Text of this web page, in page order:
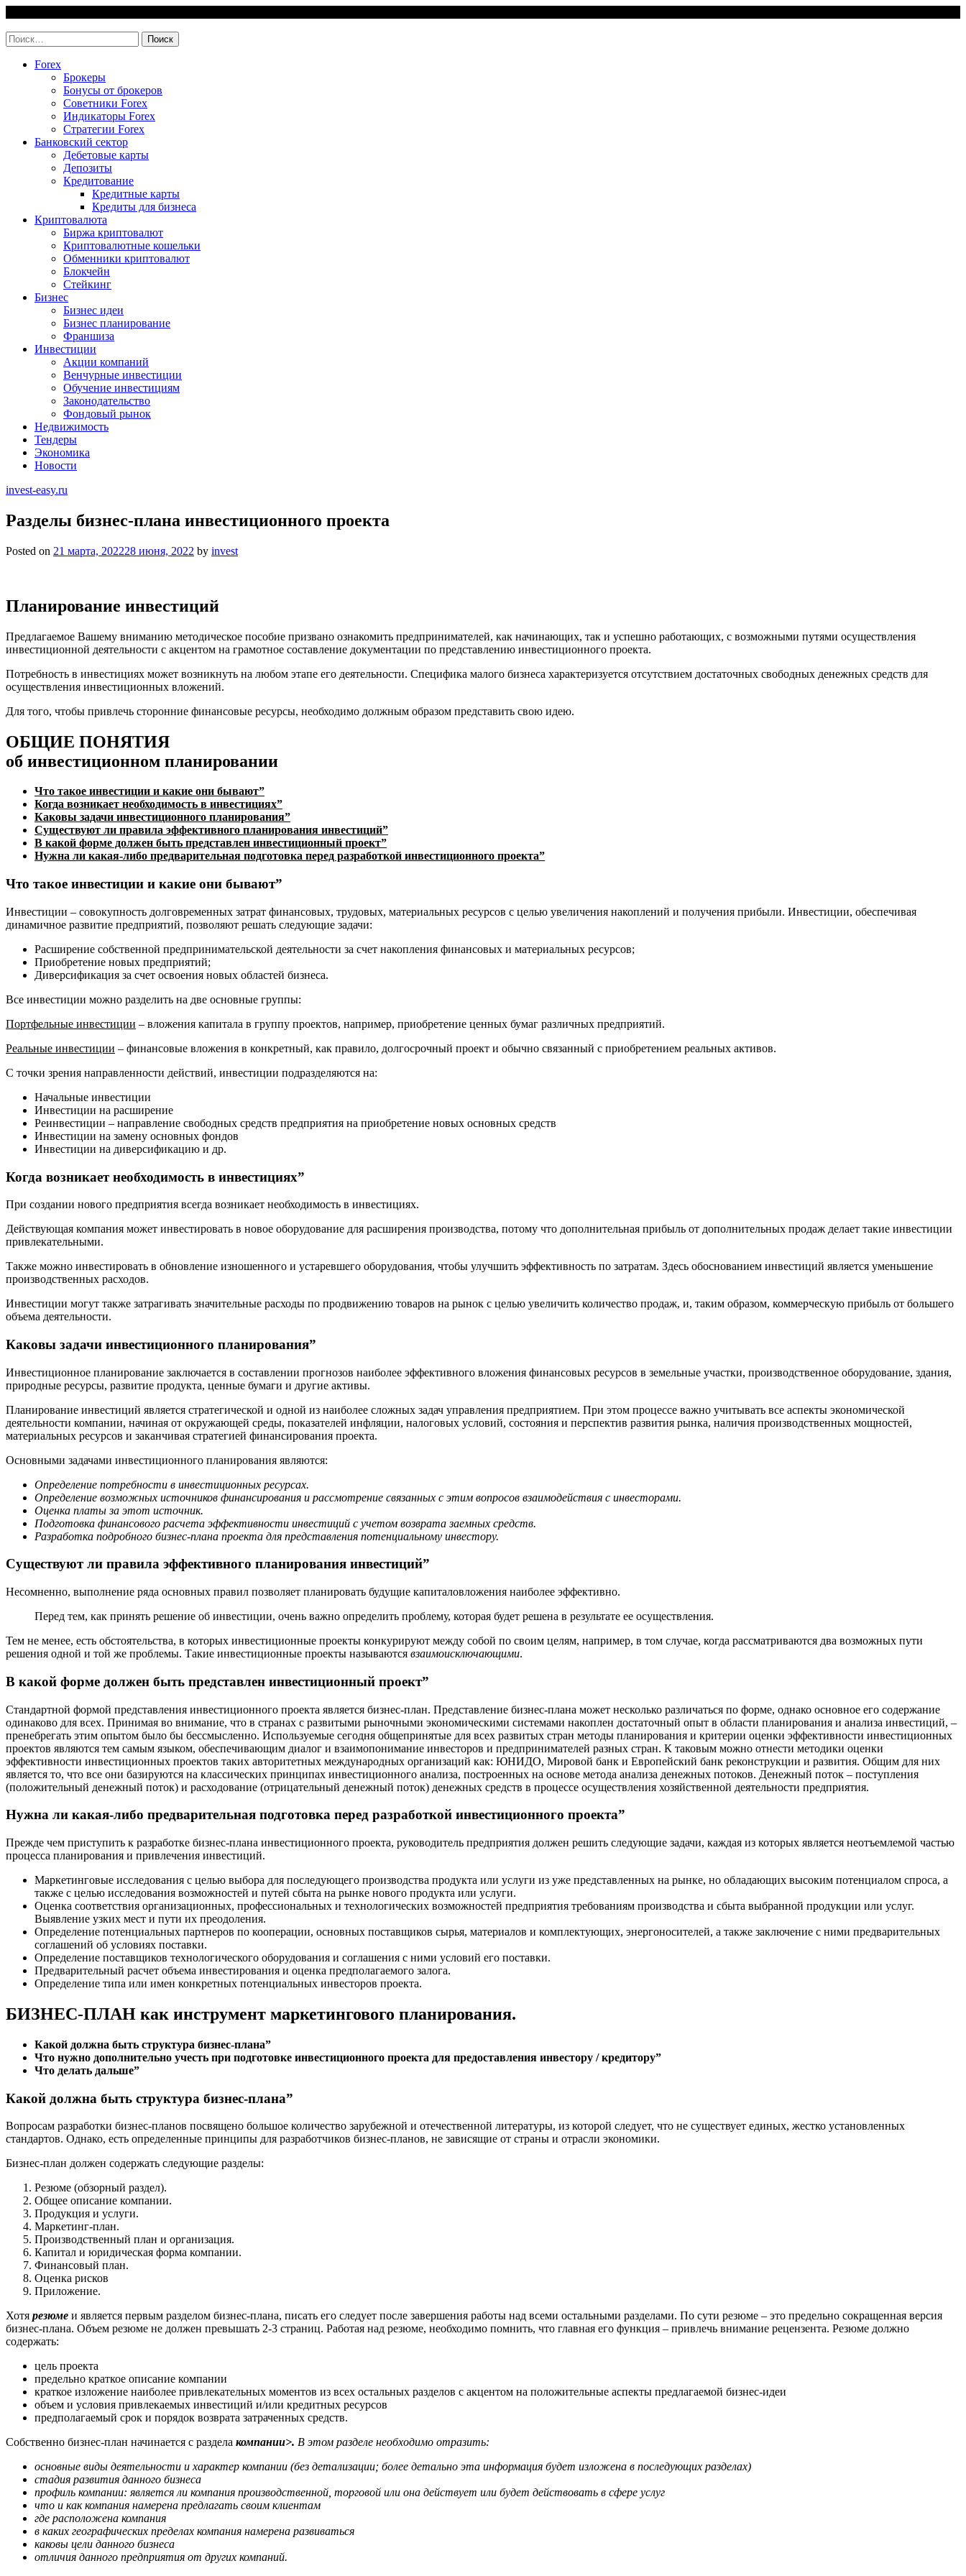
content
Найти:
Forex
Брокеры
Бонусы от брокеров
Советники Forex
Индикаторы Forex
Стратегии Forex
Банковский сектор
Дебетовые карты
Депозиты
Кредитование
Кредитные карты
Кредиты для бизнеса
Криптовалюта
Биржа криптовалют
Криптовалютные кошельки
Обменники криптовалют
Блокчейн
Стейкинг
Бизнес
Бизнес идеи
Бизнес планирование
Франшиза
Инвестиции
Акции компаний
Венчурные инвестиции
Обучение инвестициям
Законодательство
Фондовый рынок
Недвижимость
Тендеры
Экономика
Новости
invest-easy.ru
Разделы бизнес-плана инвестиционного проекта
Posted on 21 марта, 202228 июня, 2022 by invest
Планирование инвестиций
Предлагаемое Вашему вниманию методическое пособие призвано ознакомить предпринимателей, как начинающих, так и успешно работающих, с возможными путями осуществления
инвестиционной деятельности с акцентом на грамотное составление документации по представлению инвестиционного проекта.
Потребность в инвестициях может возникнуть на любом этапе его деятельности. Специфика малого бизнеса характеризуется отсутствием достаточных свободных денежных средств для
осуществления инвестиционных вложений.
Для того, чтобы привлечь сторонние финансовые ресурсы, необходимо должным образом представить свою идею.
ОБЩИЕ ПОНЯТИЯ
об инвестиционном планировании
Что такое инвестиции и какие они бывают”
Когда возникает необходимость в инвестициях”
Каковы задачи инвестиционного планирования”
Существуют ли правила эффективного планирования инвестиций”
В какой форме должен быть представлен инвестиционный проект”
Нужна ли какая-либо предварительная подготовка перед разработкой инвестиционного проекта”
Что такое инвестиции и какие они бывают”
Инвестиции – совокупность долговременных затрат финансовых, трудовых, материальных ресурсов с целью увеличения накоплений и получения прибыли. Инвестиции, обеспечивая
динамичное развитие предприятий, позволяют решать следующие задачи:
Расширение собственной предпринимательской деятельности за счет накопления финансовых и материальных ресурсов;
Приобретение новых предприятий;
Диверсификация за счет освоения новых областей бизнеса.
Все инвестиции можно разделить на две основные группы:
Портфельные инвестиции – вложения капитала в группу проектов, например, приобретение ценных бумаг различных предприятий.
Реальные инвестиции – финансовые вложения в конкретный, как правило, долгосрочный проект и обычно связанный с приобретением реальных активов.
С точки зрения направленности действий, инвестиции подразделяются на:
Начальные инвестиции
Инвестиции на расширение
Реинвестиции – направление свободных средств предприятия на приобретение новых основных средств
Инвестиции на замену основных фондов
Инвестиции на диверсификацию и др.
Когда возникает необходимость в инвестициях”
При создании нового предприятия всегда возникает необходимость в инвестициях.
Действующая компания может инвестировать в новое оборудование для расширения производства, потому что дополнительная прибыль от дополнительных продаж делает такие инвестиции
привлекательными.
Также можно инвестировать в обновление изношенного и устаревшего оборудования, чтобы улучшить эффективность по затратам. Здесь обоснованием инвестиций является уменьшение
производственных расходов.
Инвестиции могут также затрагивать значительные расходы по продвижению товаров на рынок с целью увеличить количество продаж, и, таким образом, коммерческую прибыль от большего
объема деятельности.
Каковы задачи инвестиционного планирования”
Инвестиционное планирование заключается в составлении прогнозов наиболее эффективного вложения финансовых ресурсов в земельные участки, производственное оборудование, здания,
природные ресурсы, развитие продукта, ценные бумаги и другие активы.
Планирование инвестиций является стратегической и одной из наиболее сложных задач управления предприятием. При этом процессе важно учитывать все аспекты экономической
деятельности компании, начиная от окружающей среды, показателей инфляции, налоговых условий, состояния и перспектив развития рынка, наличия производственных мощностей,
материальных ресурсов и заканчивая стратегией финансирования проекта.
Основными задачами инвестиционного планирования являются:
Определение потребности в инвестиционных ресурсах.
Определение возможных источников финансирования и рассмотрение связанных с этим вопросов взаимодействия с инвесторами.
Оценка платы за этот источник.
Подготовка финансового расчета эффективности инвестиций с учетом возврата заемных средств.
Разработка подробного бизнес-плана проекта для представления потенциальному инвестору.
Существуют ли правила эффективного планирования инвестиций”
Несомненно, выполнение ряда основных правил позволяет планировать будущие капиталовложения наиболее эффективно.
Перед тем, как принять решение об инвестиции, очень важно определить проблему, которая будет решена в результате ее осуществления.
Тем не менее, есть обстоятельства, в которых инвестиционные проекты конкурируют между собой по своим целям, например, в том случае, когда рассматриваются два возможных пути
решения одной и той же проблемы. Такие инвестиционные проекты называются взаимоисключающими.
В какой форме должен быть представлен инвестиционный проект”
Стандартной формой представления инвестиционного проекта является бизнес-план. Представление бизнес-плана может несколько различаться по форме, однако основное его содержание
одинаково для всех. Принимая во внимание, что в странах с развитыми рыночными экономическими системами накоплен достаточный опыт в области планирования и анализа инвестиций, –
пренебрегать этим опытом было бы бессмысленно. Используемые сегодня общепринятые для всех развитых стран методы планирования и критерии оценки эффективности инвестиционных
проектов являются тем самым языком, обеспечивающим диалог и взаимопонимание инвесторов и предпринимателей разных стран. К таковым можно отнести методики оценки
эффективности инвестиционных проектов таких авторитетных международных организаций как: ЮНИДО, Мировой банк и Европейский банк реконструкции и развития. Общим для них
является то, что все они базируются на классических принципах инвестиционного анализа, построенных на основе метода анализа денежных потоков. Денежный поток – поступления
(положительный денежный поток) и расходование (отрицательный денежный поток) денежных средств в процессе осуществления хозяйственной деятельности предприятия.
Нужна ли какая-либо предварительная подготовка перед разработкой инвестиционного проекта”
Прежде чем приступить к разработке бизнес-плана инвестиционного проекта, руководитель предприятия должен решить следующие задачи, каждая из которых является неотъемлемой частью
процесса планирования и привлечения инвестиций.
Маркетинговые исследования с целью выбора для последующего производства продукта или услуги из уже представленных на рынке, но обладающих высоким потенциалом спроса, а
также с целью исследования возможностей и путей сбыта на рынке нового продукта или услуги.
Оценка соответствия организационных, профессиональных и технологических возможностей предприятия требованиям производства и сбыта выбранной продукции или услуг.
Выявление узких мест и пути их преодоления.
Определение потенциальных партнеров по кооперации, основных поставщиков сырья, материалов и комплектующих, энергоносителей, а также заключение с ними предварительных
соглашений об условиях поставки.
Определение поставщиков технологического оборудования и соглашения с ними условий его поставки.
Предварительный расчет объема инвестирования и оценка предполагаемого залога.
Определение типа или имен конкретных потенциальных инвесторов проекта.
БИЗНЕС-ПЛАН как инструмент маркетингового планирования.
Какой должна быть структура бизнес-плана”
Что нужно дополнительно учесть при подготовке инвестиционного проекта для предоставления инвестору / кредитору”
Что делать дальше”
Какой должна быть структура бизнес-плана”
Вопросам разработки бизнес-планов посвящено большое количество зарубежной и отечественной литературы, из которой следует, что не существует единых, жестко установленных
стандартов. Однако, есть определенные принципы для разработчиков бизнес-планов, не зависящие от страны и отрасли экономики.
Бизнес-план должен содержать следующие разделы:
Резюме (обзорный раздел).
Общее описание компании.
Продукция и услуги.
Маркетинг-план.
Производственный план и организация.
Капитал и юридическая форма компании.
Финансовый план.
Оценка рисков
Приложение.
Хотя резюме и является первым разделом бизнес-плана, писать его следует после завершения работы над всеми остальными разделами. По сути резюме – это предельно сокращенная версия
бизнес-плана. Объем резюме не должен превышать 2-3 страниц. Работая над резюме, необходимо помнить, что главная его функция – привлечь внимание рецензента. Резюме должно
содержать:
цель проекта
предельно краткое описание компании
краткое изложение наиболее привлекательных моментов из всех остальных разделов с акцентом на положительные аспекты предлагаемой бизнес-идеи
объем и условия привлекаемых инвестиций и/или кредитных ресурсов
предполагаемый срок и порядок возврата затраченных средств.
Собственно бизнес-план начинается с раздела компании>. В этом разделе необходимо отразить:
основные виды деятельности и характер компании (без детализации; более детально эта информация будет изложена в последующих разделах)
стадия развития данного бизнеса
профиль компании: является ли компания производственной, торговой или она действует или будет действовать в сфере услуг
что и как компания намерена предлагать своим клиентам
где расположена компания
в каких географических пределах компания намерена развиваться
каковы цели данного бизнеса
отличия данного предприятия от других компаний.